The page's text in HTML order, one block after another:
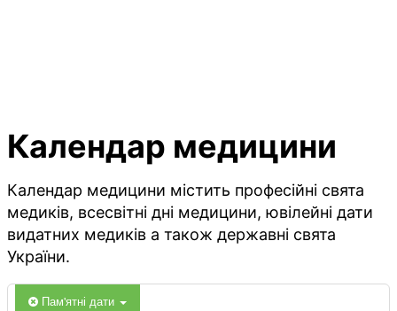
Календар медицини
Календар медицини містить професійні свята
медиків, всесвітні дні медицини, ювілейні дати
видатних медиків а також державні свята
України.
Пам'ятні дати